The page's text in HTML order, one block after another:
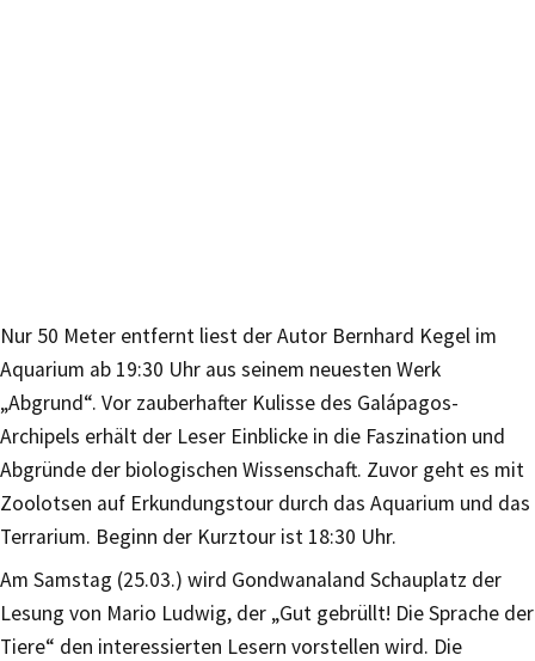
Nur 50 Meter entfernt liest der Autor Bernhard Kegel im
Aquarium ab 19:30 Uhr aus seinem neuesten Werk
„Abgrund“. Vor zauberhafter Kulisse des Galápagos-
Archipels erhält der Leser Einblicke in die Faszination und
Abgründe der biologischen Wissenschaft. Zuvor geht es mit
Zoolotsen auf Erkundungstour durch das Aquarium und das
Terrarium. Beginn der Kurztour ist 18:30 Uhr.
Am Samstag (25.03.) wird Gondwanaland Schauplatz der
Lesung von Mario Ludwig, der „Gut gebrüllt! Die Sprache der
Tiere“ den interessierten Lesern vorstellen wird. Die